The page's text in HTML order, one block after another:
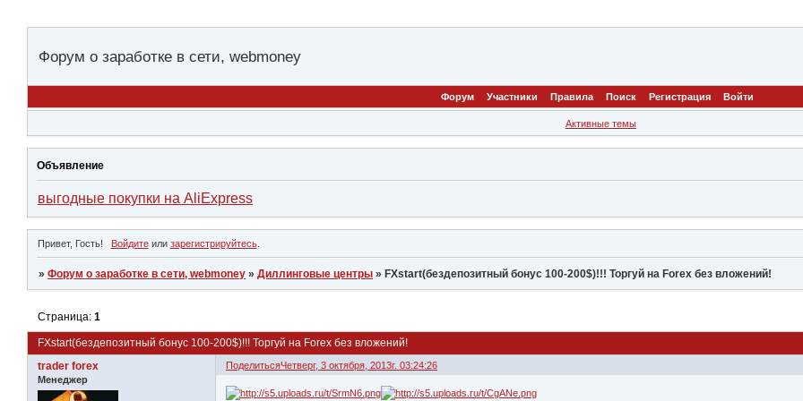
Форум о заработке в сети, webmoney
Форум Участники Правила Поиск Регистрация Войти
Активные темы
Объявление
выгодные покупки на AliExpress
Привет, Гость! Войдитеили зарегистрируйтесь.
»Форум о заработке в сети, webmoney »Диллинговые центры » FXstart(бездепозитный бонус 100-200$)!!! Торгуй на Forex без вложений!
FXstart(бездепозитный бонус 100-200$)!!! Торгуй на Forex без вложений!
Страница:1
ПоделитьсяЧетверг, 3 октября, 2013г. 03:24:26
trader forex
Менеджер